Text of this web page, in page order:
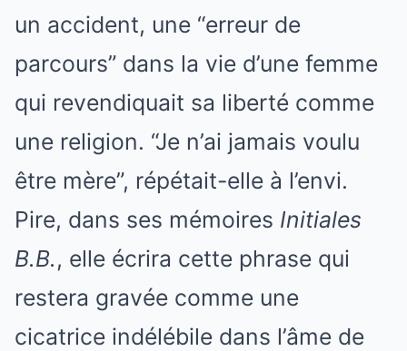
un accident, une “erreur de
parcours” dans la vie d’une femme
qui revendiquait sa liberté comme
une religion. “Je n’ai jamais voulu
être mère”, répétait-elle à l’envi.
Pire, dans ses mémoires Initiales
B.B., elle écrira cette phrase qui
restera gravée comme une
cicatrice indélébile dans l’âme de